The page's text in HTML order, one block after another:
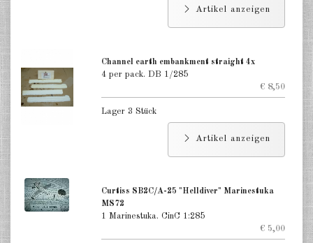
Artikel anzeigen
Channel earth embankment straight 4x
4 per pack. DB 1/285
€ 8,50
Lager 3 Stück
Artikel anzeigen
Curtiss SB2C/A-25 "Helldiver" Marinestuka
MS72
1 Marinestuka. CinC 1:285
€ 5,00